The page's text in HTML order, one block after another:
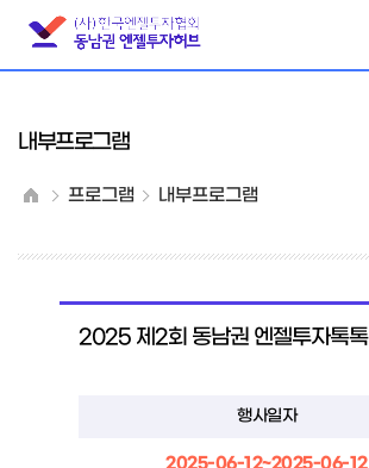
내부프로그램
프로그램 내부프로그램
2025 제2회 동남권 엔젤투자톡톡
행사일자
2025-06-12~2025-06-12